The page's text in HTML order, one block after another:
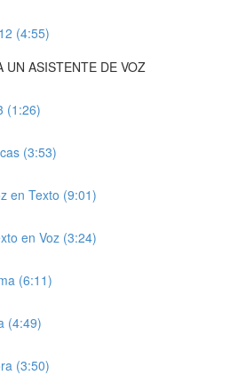
(4:55)
UN ASISTENTE DE VOZ
(1:26)
(3:53)
en Texto (9:01)
en Voz (3:24)
(6:11)
(4:49)
(3:50)